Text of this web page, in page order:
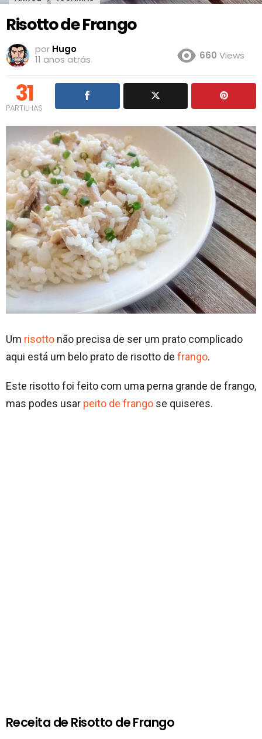
Risotto de Frango
por Hugo
11 anos atrás
660 Views
31
PARTILHAS
Um risotto não precisa de ser um prato complicado
aqui está um belo prato de risotto de frango.
Este risotto foi feito com uma perna grande de frango,
mas podes usar peito de frango se quiseres.
Receita de Risotto de Frango